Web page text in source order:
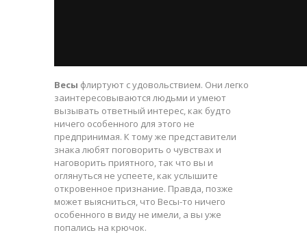
Весы флиртуют с удовольствием. Они легко
заинтересовываются людьми и умеют
вызывать ответный интерес, как будто
ничего особенного для этого не
предпринимая. К тому же представители
знака любят поговорить о чувствах и
наговорить приятного, так что вы и
оглянуться не успеете, как услышите
откровенное признание. Правда, позже
может выясниться, что Весы-то ничего
особенного в виду не имели, а вы уже
попались на крючок.